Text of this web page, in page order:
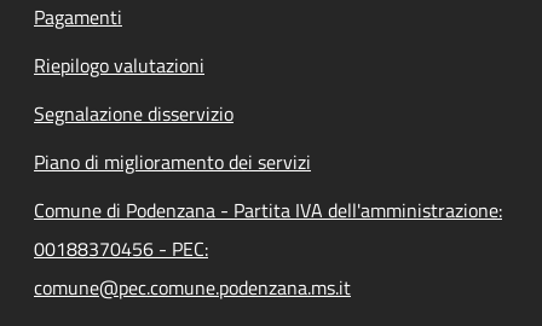
Pagamenti
Riepilogo valutazioni
Segnalazione disservizio
Piano di miglioramento dei servizi
Comune di Podenzana - Partita IVA dell'amministrazione:
00188370456 - PEC:
comune@pec.comune.podenzana.ms.it